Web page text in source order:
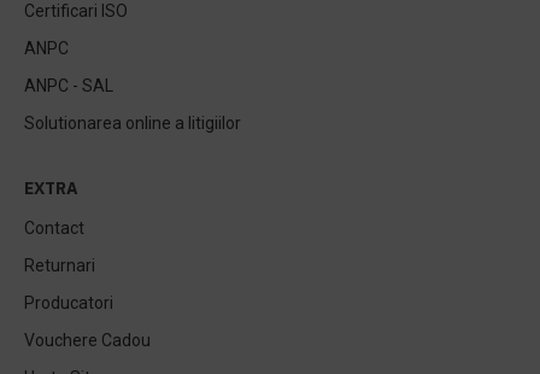
Certificari ISO
ANPC
ANPC - SAL
Solutionarea online a litigiilor
EXTRA
Contact
Returnari
Producatori
Vouchere Cadou